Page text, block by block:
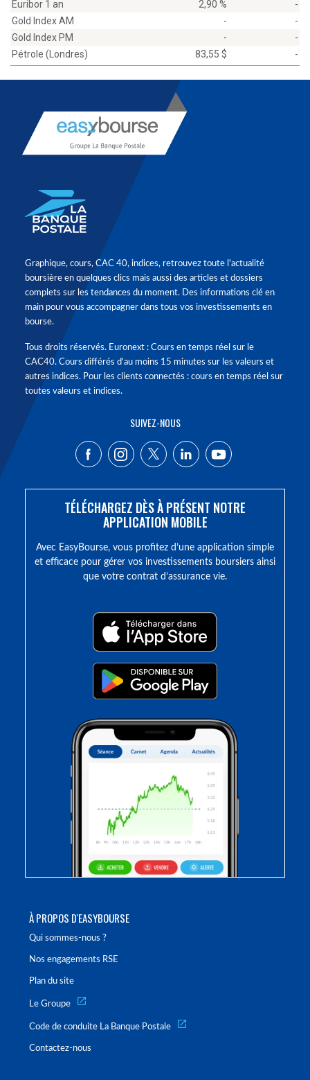
Euribor 1 an 2,90 %
-
Gold Index AM
-
-
Gold Index PM
-
-
Pétrole (Londres)
83,55 $ -
À PROPOS D'EASYBOURSE
Qui sommes-nous ?
Nos engagements RSE
Plan du site
Le Groupe
Code de conduite La Banque Postale
Contactez-nous
Graphique, cours, CAC 40, indices, retrouvez toute l'actualité
boursière en quelques clics mais aussi des articles et dossiers
complets sur les tendances du moment. Des informations clé en
main pour vous accompagner dans tous vos investissements en
bourse.
Tous droits réservés. Euronext : Cours en temps réel sur le
CAC40. Cours différés d'au moins 15 minutes sur les valeurs et
autres indices. Pour les clients connectés : cours en temps réel sur
toutes valeurs et indices.
SUIVEZ-NOUS
TÉLÉCHARGEZ DÈS À PRÉSENT NOTRE
APPLICATION MOBILE
Avec EasyBourse, vous profitez d’une application simple
et efficace pour gérer vos investissements boursiers ainsi
que votre contrat d’assurance vie.